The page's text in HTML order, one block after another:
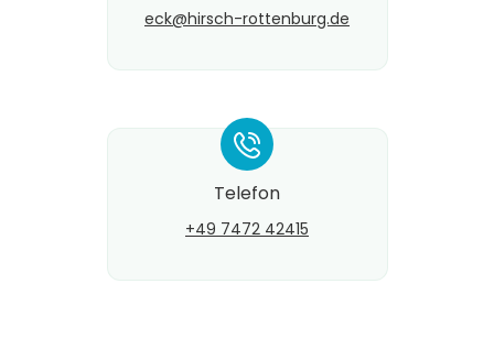
eck@​hirsch-rottenburg.de
*
Telefon
+49 7472 42415